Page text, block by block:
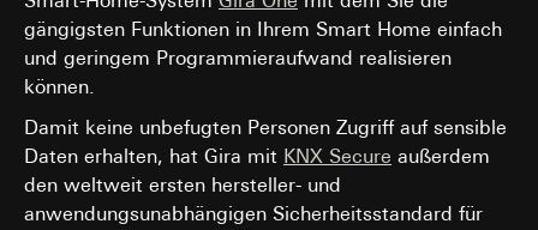
gängigsten Funktionen in Ihrem Smart Home einfach
und geringem Programmieraufwand realisieren
können.
Damit keine unbefugten Personen Zugriff auf sensible
Daten erhalten, hat Gira mit KNX Secure außerdem
den weltweit ersten hersteller- und
anwendungsunabhängigen Sicherheitsstandard für